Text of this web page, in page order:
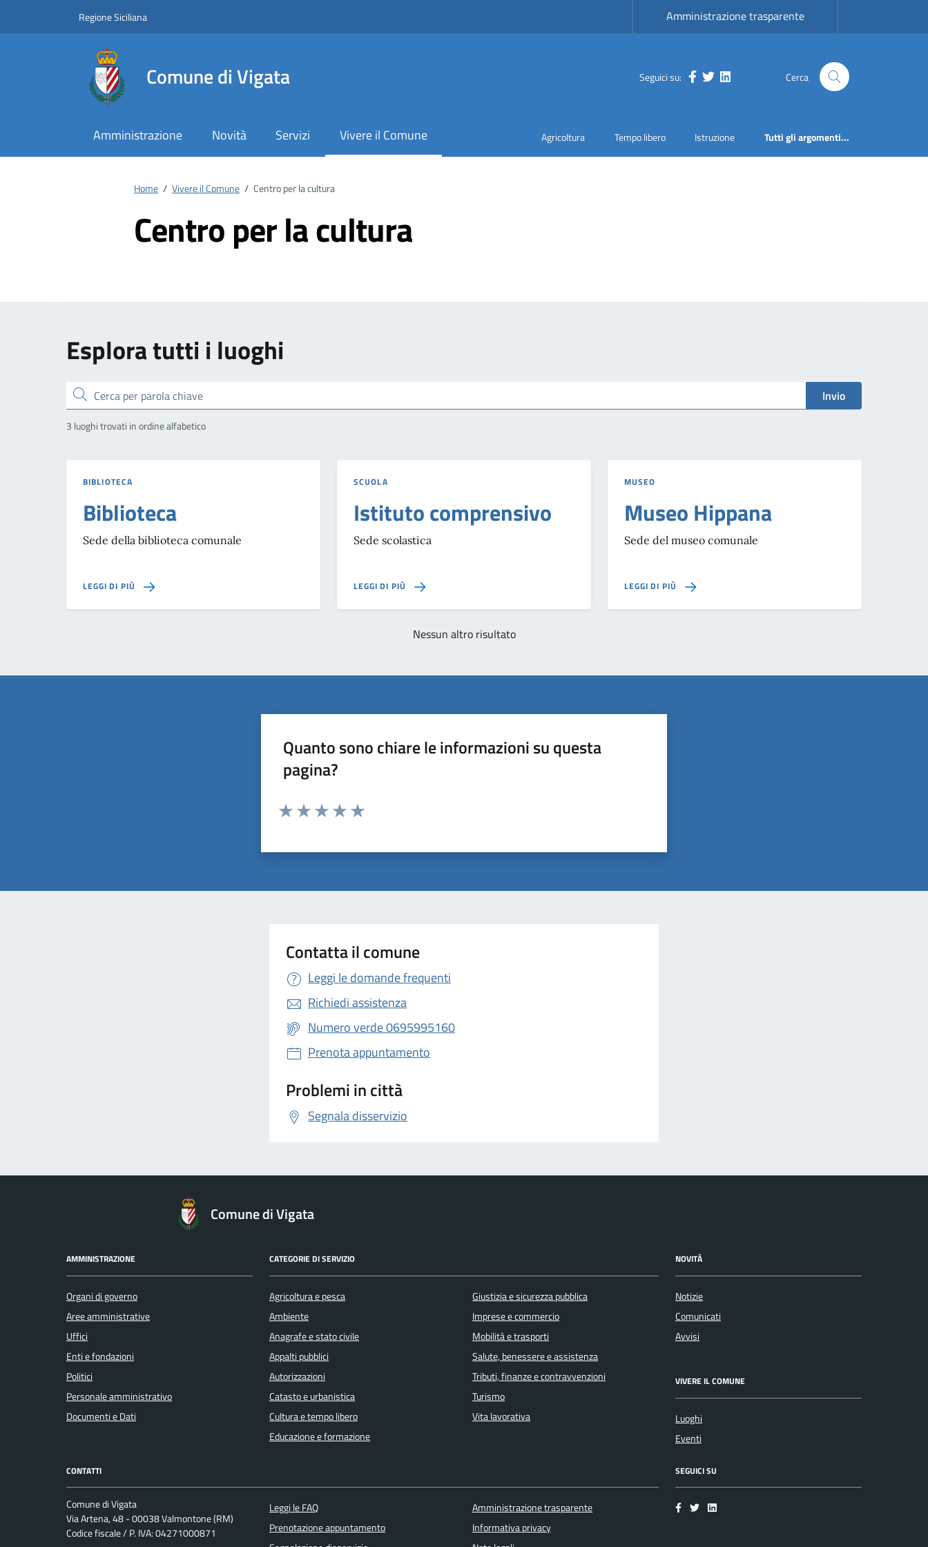
Regione Siciliana Amministrazione trasparente
Comune di Vigata Seguici su: Facebook
TwitterLinkedIn Cerca
Amministrazione Novità Servizi Vivere il Comune Agricoltura Tempo libero Istruzione Tutti gli argomenti...
Home / Vivere il Comune / Centro per la cultura
Centro per la cultura
Esplora tutti i luoghi
Cerca Invio
3 luoghi trovati in ordine alfabetico
BIBLIOTECA
Biblioteca
Sede della biblioteca comunale
LEGGI DI PIÙ SU BIBLIOTECA
SCUOLA
Istituto comprensivo
Sede scolastica
LEGGI DI PIÙ SU ISTITUTO COMPRENSIVO
MUSEO
Museo Hippana
Sede del museo comunale
LEGGI DI PIÙ SU MUSEO HIPPANA
Nessun altro risultato
Quanto sono chiare le informazioni su questa
pagina?
Contatta il comune
Leggi le domande frequenti
Richiedi assistenza
Numero verde 0695995160
Prenota appuntamento
Problemi in città
Segnala disservizio
Comune di Vigata
AMMINISTRAZIONE
Organi di governo
Aree amministrative
Uffici
Enti e fondazioni
Politici
Personale amministrativo
Documenti e Dati
CATEGORIE DI SERVIZIO
Agricoltura e pesca
Ambiente
Anagrafe e stato civile
Appalti pubblici
Autorizzazioni
Catasto e urbanistica
Cultura e tempo libero
Educazione e formazione
Giustizia e sicurezza pubblica
Imprese e commercio
Mobilità e trasporti
Salute, benessere e assistenza
Tributi, finanze e contravvenzioni
Turismo
Vita lavorativa
NOVITÀ
Notizie
Comunicati
Avvisi
VIVERE IL COMUNE
Luoghi
Eventi
CONTATTI
Comune di Vigata
Via Artena, 48 - 00038 Valmontone (RM)
Codice fiscale / P. IVA: 04271000871
Leggi le FAQ
Prenotazione appuntamento
Amministrazione trasparente
Informativa privacy
SEGUICI SU
Facebook
TwitterLinkedIn